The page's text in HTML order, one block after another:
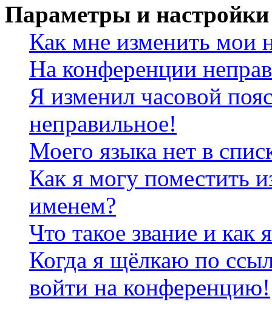
Параметры и настройки
Как мне изменить мои
На конференции
Я изменил часовой
неправильное!
Моего языка нет в
Как я могу поместить
именем?
Что такое звание и как
Когда я щёлкаю по
войти на конференцию!